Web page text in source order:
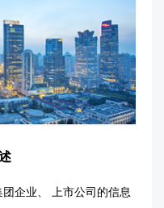
团企业、 上市公司的信息